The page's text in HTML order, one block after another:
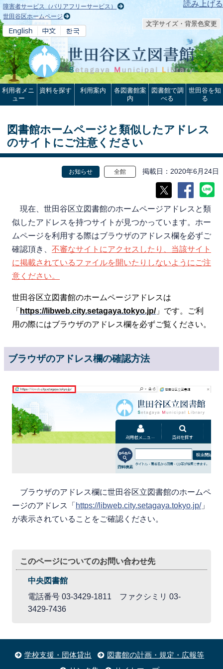
本文へ 読み上げる
障害者サービス（バリアフリーサービス）
世田谷区ホームページ
文字サイズ・背景色変更
利用者メニ
ュー
資料を探す 利用案内
各図書館案
内
図書館で調
べる
世田谷を知
る
図書館ホームページと類似したアドレス
のサイトにご注意ください
お知らせ 全館 掲載日 2020年6月24日
現在、世田谷区立図書館のホームページアドレスと類
似したアドレスを持つサイトが見つかっています。ホー
ムページを利用する際はブラウザのアドレス欄を必ずご
確認頂き、 不審なサイトにアクセスしたり、当該サイト
に掲載されているファイルを開いたりしないようにご注
意ください。
世田谷区立図書館のホームページアドレスは
「 https://libweb.city.setagaya.tokyo.jp/ 」です。ご利
用の際にはブラウザのアドレス欄を必ずご覧ください。
ブラウザのアドレス欄の確認方法
ブラウザのアドレス欄に世田谷区立図書館のホームペ
ージのアドレス「 https://libweb.city.setagaya.tokyo.jp/」
が表示されていることをご確認ください。
このページについてのお問い合わせ先
中央図書館
電話番号 03-3429-1811 ファクシミリ 03-
3429-7436
学校支援・団体貸出
図書館の計画・規定・広報等